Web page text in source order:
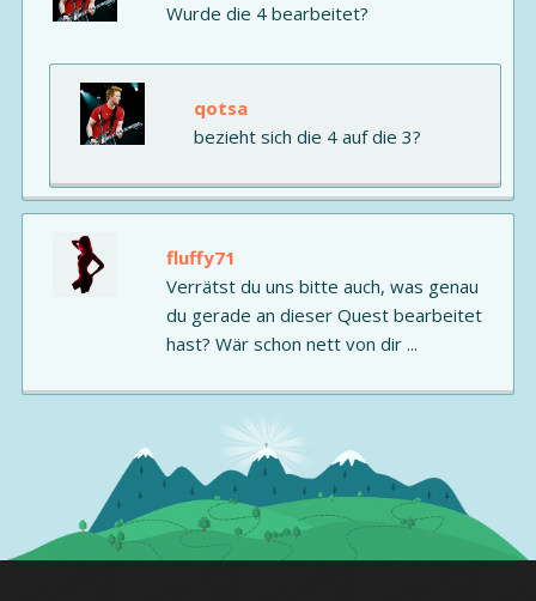
Wurde die 4 bearbeitet?
qotsa
bezieht sich die 4 auf die 3?
fluffy71
Verrätst du uns bitte auch, was genau
du gerade an dieser Quest bearbeitet
hast? Wär schon nett von dir ...